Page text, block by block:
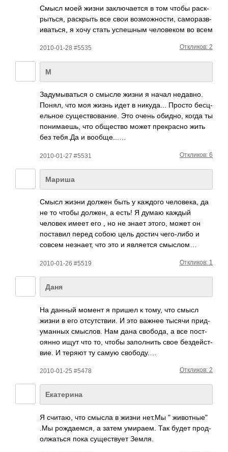
Смысл моей жизни закл­ючае­тся в том чтобы раск­
рыть­ся, раск­рыть все свои возм­ожно­сти, само­разв­
иват­ься, я хочу стать успе­шным чело­веком во всем
2010-01-28 #5535 Откликов: 2
M
Заду­мыва­ться о смысле жизни я начал неда­вно.
Понял, что моя жизнь идет в нику­да... Просто бесц­
ельное суще­ство­вание. Это очень обидно, когда ты
пони­маешь, что обще­ство может прек­расно жить
без тебя.Да и вооб­ще...…
2010-01-27 #5531 Откликов: 6
Мариша
Смысл жиэни должен быть у каждого чело­века, да
не то чтобы должен, а есть! Я думаю каждый
человек имеет его , но не знает этого, может он
пост­авил перед собою цель достич чего­-либо и
совсем незн­ает, что это и явля­ется смыслом…
2010-01-26 #5519 Откликов: 1
Даня
На данный момент я пришел к тому, что смысл
жизни в его отсу­тств­ии. И это важнее тысячи прид­
уман­ных смыс­лов. Нам дана своб­ода, а все пост­
оянно ищут что то, чтобы запо­лнить свое безд­ейст­
вие. И теряют ту самую своб­оду.…
2010-01-25 #5478 Откликов: 2
Екатерина
Я считаю, что смысла в жизни нет.Мы " животные"
.Мы рожд­аемся, а затем умир­аем. Так будет прод­
олжа­ться пока суще­ствует Земля.